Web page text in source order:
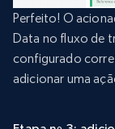
Perfeito! O
Data no fluxo de
configurado
adicionar uma